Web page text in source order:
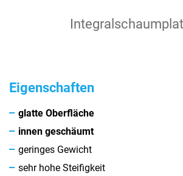
Eigenschaften
glatte Oberfläche
innen geschäumt
geringes Gewicht
sehr hohe Steifigkeit